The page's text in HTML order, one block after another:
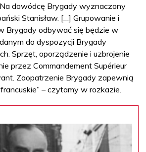
dowódcę Brygady wyznaczony
Stanisław. […] Grupowanie i
Brygady odbywać się będzie w
do dyspozycji Brygady
Sprzęt, oporządzenie i uzbrojenie
przez Commandement Supérieur
Zaopatrzenie Brygady zapewnią
– czytamy w rozkazie.